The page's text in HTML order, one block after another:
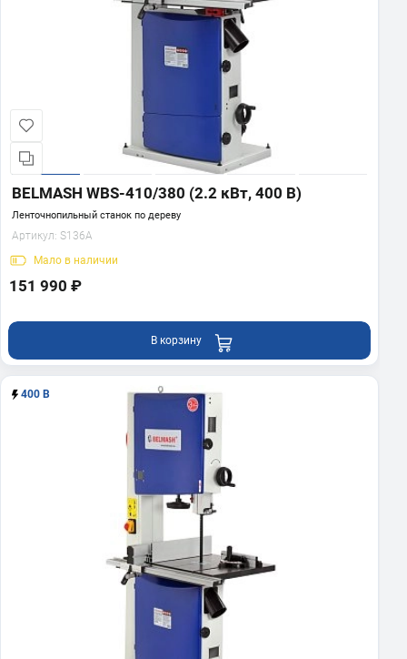
BELMASH WBS-410/380 (2.2 кВт, 400 В)
Ленточнопильный станок по дереву
Артикул: S136A
Мало в наличии
151 990 ₽
В корзину
400 В